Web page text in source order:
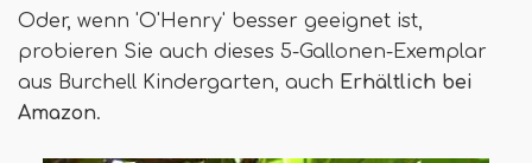
Oder, wenn 'O'Henry' besser geeignet ist,
probieren Sie auch dieses 5-Gallonen-Exemplar
aus Burchell Kindergarten, auch Erhältlich bei
Amazon.